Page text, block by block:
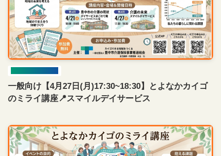
一般向け【4月27日(月)17:30~18:30】とよなかカイゴ
のミライ講座📍スマイルデイサービス